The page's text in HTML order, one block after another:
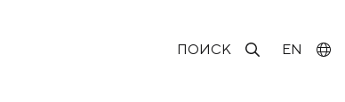
ПОИСК EN